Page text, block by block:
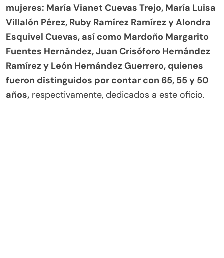
mujeres: María Vianet Cuevas Trejo, María Luisa
Villalón Pérez, Ruby Ramírez Ramírez y Alondra
Esquivel Cuevas, así como Mardoño Margarito
Fuentes Hernández, Juan Crisóforo Hernández
Ramírez y León Hernández Guerrero, quienes
fueron distinguidos por contar con 65, 55 y 50
años, respectivamente, dedicados a este oficio.